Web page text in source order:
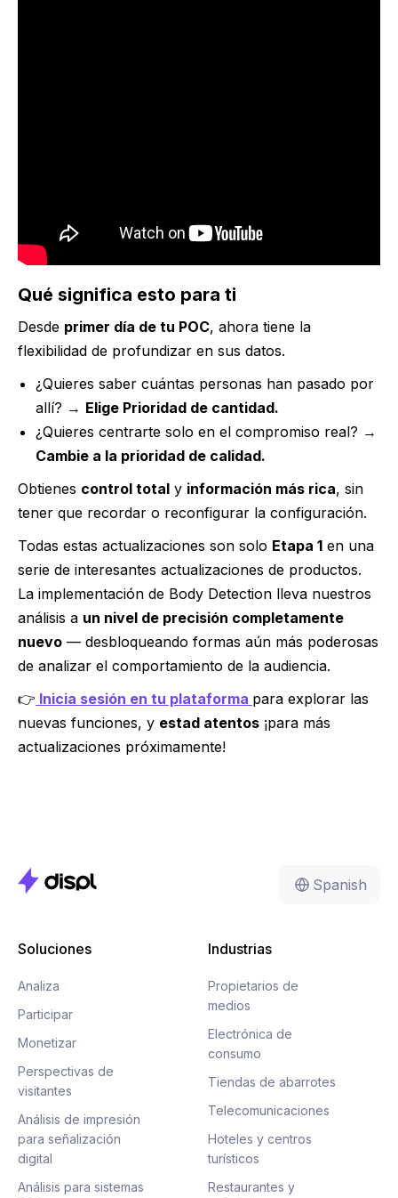
Qué significa esto para ti
Desde primer día de tu POC, ahora tiene la
flexibilidad de profundizar en sus datos.
¿Quieres saber cuántas personas han pasado por
allí? → Elige Prioridad de cantidad.
¿Quieres centrarte solo en el compromiso real? →
Cambie a la prioridad de calidad.
Obtienes control total y información más rica, sin
tener que recordar o reconfigurar la configuración.
Todas estas actualizaciones son solo Etapa 1 en una
serie de interesantes actualizaciones de productos.
La implementación de Body Detection lleva nuestros
análisis a un nivel de precisión completamente
nuevo — desbloqueando formas aún más poderosas
de analizar el comportamiento de la audiencia.
👉 Inicia sesión en tu plataforma para explorar las
nuevas funciones, y estad atentos ¡para más
actualizaciones próximamente!
Spanish
Soluciones
Analiza
Participar
Monetizar
Perspectivas de
visitantes
Análisis de impresión
para señalización
digital
Análisis para sistemas
Industrias
Propietarios de
medios
Electrónica de
consumo
Tiendas de abarrotes
Telecomunicaciones
Hoteles y centros
turísticos
Restaurantes y